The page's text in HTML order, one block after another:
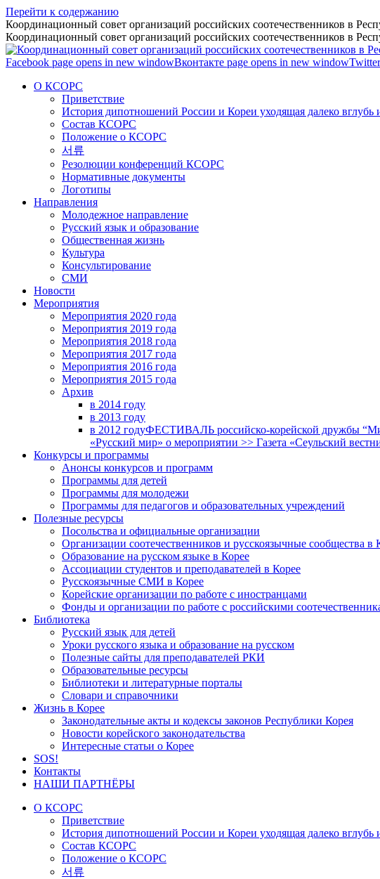
Перейти к содержанию
Координационный совет организаций российских соотечественников в
Координационный совет организаций российских соотечественников в
Facebook page opens in new windowВконтакте page opens in new window
О КСОРС
Приветствие
История дипотношений России и Кореи уходящая далеко вглубь
Состав КСОРС
Положение о КСОРС
서류
Резолюции конференций КСОРС
Нормативные документы
Логотипы
Направления
Молодежное направление
Русский язык и образование
Общественная жизнь
Культура
Консультирование
СМИ
Новости
Мероприятия
Мероприятия 2020 года
Мероприятия 2019 года
Мероприятия 2018 годa
Мероприятия 2017 года
Мероприятия 2016 года
Мероприятия 2015 года
Архив
в 2014 году
в 2013 году
в 2012 годуФЕСТИВАЛЬ российско-корейской дружбы
«Русский мир» о мероприятии >> Газета «Сеульский
Конкурсы и программы
Анонсы конкурсов и программ
Программы для детей
Программы для молодежи
Программы для педагогов и образовательных учреждений
Полезные ресурсы
Посольства и официальные организации
Организации соотечественников и русскоязычные сообщества в
Образование на русском языке в Корее
Ассоциации студентов и преподавателей в Корее
Русскоязычные СМИ в Корее
Корейские организации по работе с иностранцами
Фонды и организации по работе с российскими
Библиотека
Русский язык для детей
Уроки русского языка и образование на русском
Полезные сайты для преподавателей РКИ
Образовательные ресурсы
Библиотеки и литературные порталы
Словари и справочники
Жизнь в Корее
Законодательные акты и кодексы законов Республики Корея
Новости корейского законодательства
Интересные статьи о Корее
SOS!
Контакты
НАШИ ПАРТНЁРЫ
О КСОРС
Приветствие
История дипотношений России и Кореи уходящая далеко вглубь
Состав КСОРС
Положение о КСОРС
서류